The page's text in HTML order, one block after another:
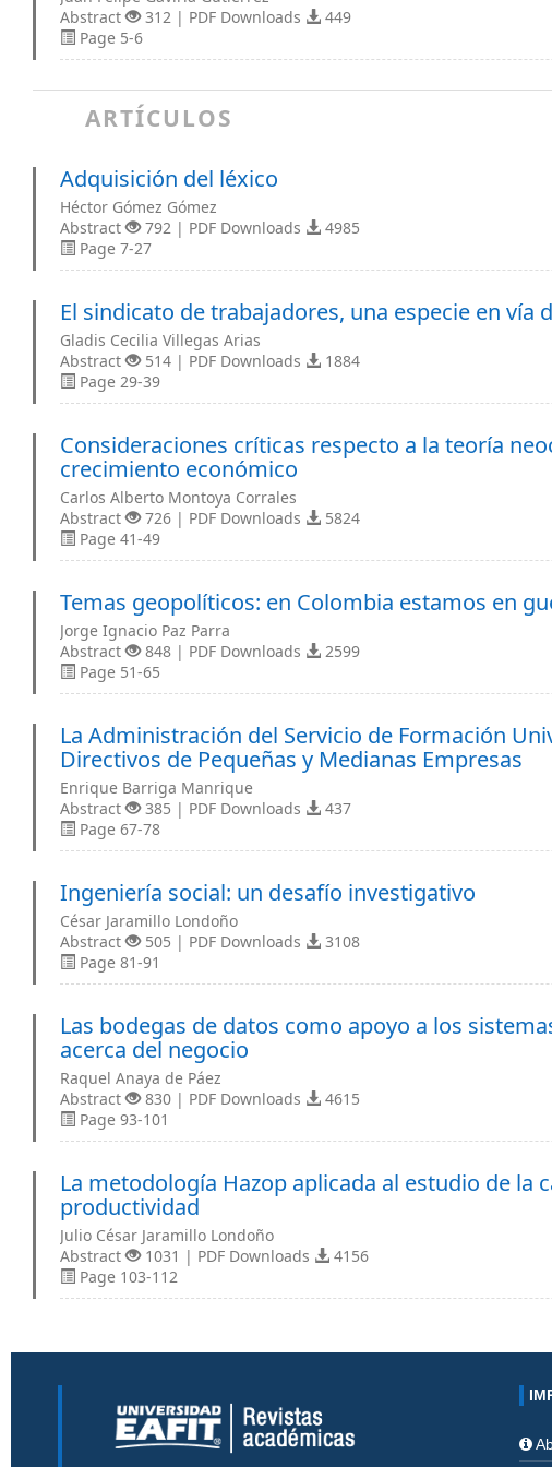
Abstract
312 | PDF Downloads
449
Page 5-6
ARTÍCULOS
Adquisición del léxico
Héctor Gómez Gómez
Abstract
792 | PDF Downloads
4985
Page 7-27
El sindicato de trabajadores, una especie en vía
Gladis Cecilia Villegas Arias
Abstract
514 | PDF Downloads
1884
Page 29-39
Consideraciones críticas respecto a la teoría
crecimiento económico
Carlos Alberto Montoya Corrales
Abstract
726 | PDF Downloads
5824
Page 41-49
Temas geopolíticos: en Colombia estamos en
Jorge Ignacio Paz Parra
Abstract
848 | PDF Downloads
2599
Page 51-65
La Administración del Servicio de Formación
Directivos de Pequeñas y Medianas Empresas
Enrique Barriga Manrique
Abstract
385 | PDF Downloads
437
Page 67-78
Ingeniería social: un desafío investigativo
César Jaramillo Londoño
Abstract
505 | PDF Downloads
3108
Page 81-91
Las bodegas de datos como apoyo a los
acerca del negocio
Raquel Anaya de Páez
Abstract
830 | PDF Downloads
4615
Page 93-101
La metodología Hazop aplicada al estudio de la
productividad
Julio César Jaramillo Londoño
Abstract
1031 | PDF Downloads
4156
Page 103-112